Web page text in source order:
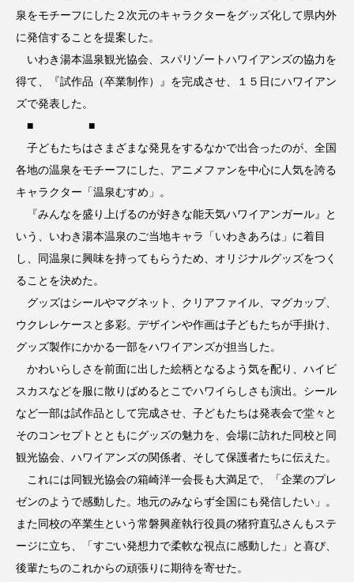
泉をモチーフにした２次元のキャラクターをグッズ化して県内外
に発信することを提案した。
いわき湯本温泉観光協会、スパリゾートハワイアンズの協力を
得て、『試作品（卒業制作）』を完成させ、１５日にハワイアン
ズで発表した。
■ ■
子どもたちはさまざまな発見をするなかで出合ったのが、全国
各地の温泉をモチーフにした、アニメファンを中心に人気を誇る
キャラクター「温泉むすめ」。
『みんなを盛り上げるのが好きな能天気ハワイアンガール』と
いう、いわき湯本温泉のご当地キャラ「いわきあろは」に着目
し、同温泉に興味を持ってもらうため、オリジナルグッズをつく
ることを決めた。
グッズはシールやマグネット、クリアファイル、マグカップ、
ウクレレケースと多彩。デザインや作画は子どもたちが手掛け、
グッズ製作にかかる一部をハワイアンズが担当した。
かわいらしさを前面に出した絵柄となるよう気を配り、ハイビ
スカスなどを服に散りばめるとこでハワイらしさも演出。シール
など一部は試作品として完成させ、子どもたちは発表会で堂々と
そのコンセプトとともにグッズの魅力を、会場に訪れた同校と同
観光協会、ハワイアンズの関係者、そして保護者たちに伝えた。
これには同観光協会の箱崎洋一会長も大満足で、「企業のプレ
ゼンのようで感動した。地元のみならず全国にも発信したい」。
また同校の卒業生という常磐興産執行役員の猪狩直弘さんもステ
ージに立ち、「すごい発想力で柔軟な視点に感動した」と喜び、
後輩たちのこれからの頑張りに期待を寄せた。